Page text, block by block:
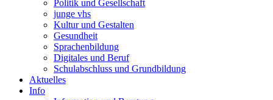
Politik und Gesellschaft
junge vhs
Kultur und Gestalten
Gesundheit
Sprachenbildung
Digitales und Beruf
Schulabschluss und Grundbildung
Aktuelles
Info